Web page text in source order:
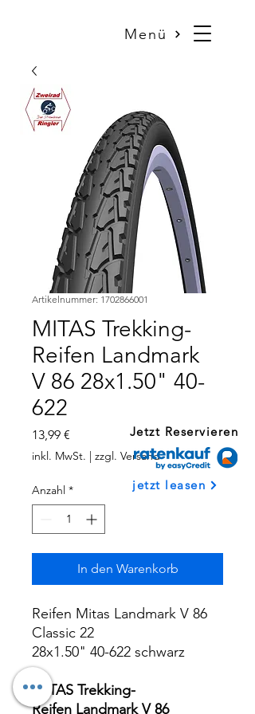
Menü
Artikelnummer: 1702866001
MITAS Trekking-
Reifen Landmark
V 86 28x1.50" 40-
622
13,99 €
inkl. MwSt. | zzgl. Versand
Anzahl *
In den Warenkorb
Reifen Mitas Landmark V 86
Classic 22
28x1.50" 40-622 schwarz
MITAS Trekking-
Reifen Landmark V 86
Jetzt Reservieren
jetzt leasen